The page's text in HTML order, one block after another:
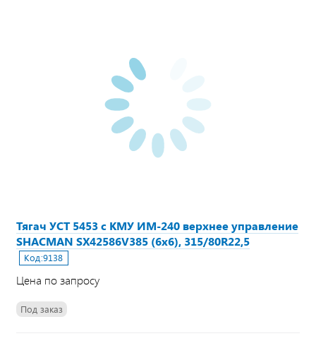
Тягач УСТ 5453 с КМУ ИМ-240 верхнее управление
SHACMAN SX42586V385 (6х6), 315/80R22,5
Код:9138
Цена по запросу
Под заказ